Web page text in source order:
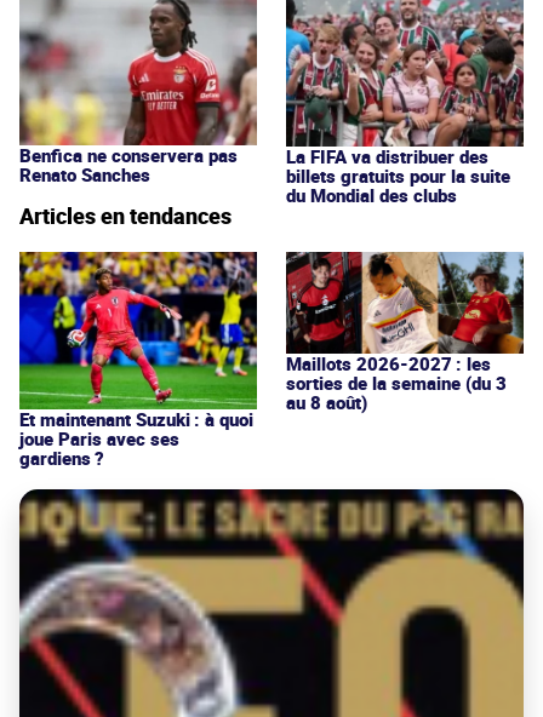
Benfica ne conservera pas
Renato Sanches
La FIFA va distribuer des
billets gratuits pour la suite
du Mondial des clubs
Articles en tendances
Et maintenant Suzuki : à quoi
joue Paris avec ses
gardiens ?
Maillots 2026-2027 : les
sorties de la semaine (du 3
au 8 août)